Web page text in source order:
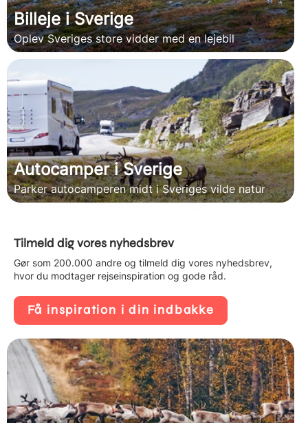
Billeje i Sverige
Oplev Sveriges store vidder med en lejebil
Autocamper i Sverige
Parker autocamperen midt i Sveriges vilde natur
Tilmeld dig vores nyhedsbrev
Gør som 200.000 andre og tilmeld dig vores nyhedsbrev,
hvor du modtager rejseinspiration og gode råd.
Få inspiration i din indbakke